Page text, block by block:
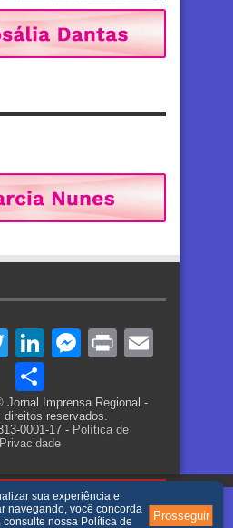
TwitterLinkedIn
Messenger
Print
Jornal Imprensa Regional -
direitos reservados.
0001-17 - Política de
Privacidade
sua experiência e
navegando, você concorda
consulte nossa Política de Prosseguir